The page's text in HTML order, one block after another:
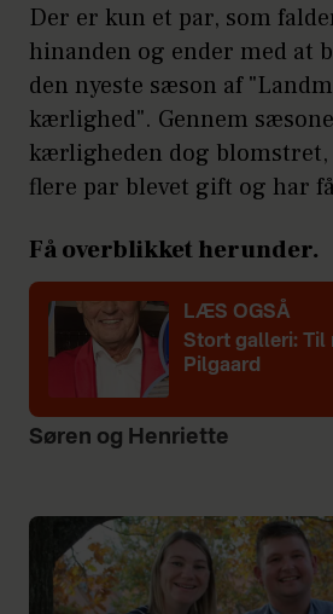
Der er kun et par, som
hinanden og ender med at
den nyeste sæson af
kærlighed". Gennem
kærligheden dog blomstret,
flere par blevet gift og har
Få overblikket herunder.
LÆS OGSÅ
Stort galleri: Til
Pilgaard
Søren og Henriette